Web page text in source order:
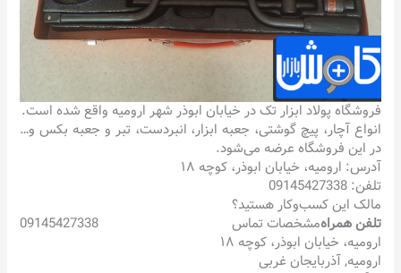
فروشگاه پولاد ابزار تک در خیابان ابوذر شهر ارومیه واقع شده است.
انواع آچار، پیچ گوشتی، جعبه ابزار، انبردست، تبر و جعبه بکس و…
در این فروشگاه عرضه می‌شود.
آدرس: ارومیه، خیابان ابوذر، کوچه ۱۸
تلفن: 09145427338
مالک این کسب‌وکار هستید؟
تلفن همراه
09145427338
مشخصات تماس
ارومیه، خیابان ابوذر، کوچه ۱۸
ارومیه,آذربایجان غربی